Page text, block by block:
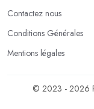
Contactez nous
Conditions Générales
Mentions légales
© 2023 - 2026